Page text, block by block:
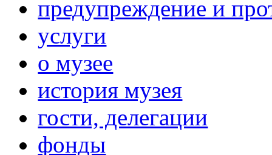
предупреждение и
услуги
о музее
история музея
гости, делегации
фонды